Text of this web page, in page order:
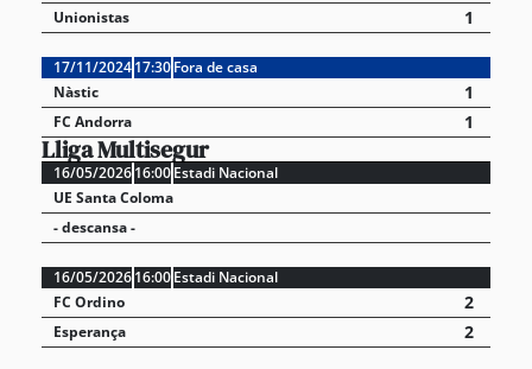
Unionistas 1
17/11/202417:30Fora de casa
Nàstic
1
FC Andorra 1
Lliga Multisegur
16/05/202616:00Estadi Nacional
UE Santa Coloma
- descansa -
16/05/202616:00Estadi Nacional
FC Ordino
2
Esperança 2